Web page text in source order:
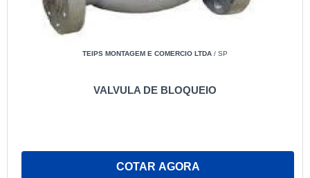
TEIPS MONTAGEM E COMERCIO LTDA / SP
VALVULA DE BLOQUEIO
COTAR AGORA